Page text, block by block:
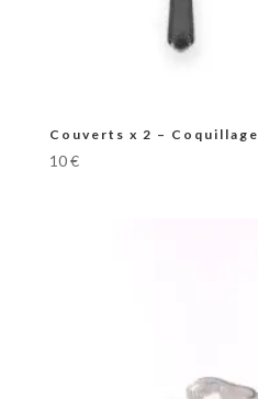
Couverts x 2 – Coquillage
10€